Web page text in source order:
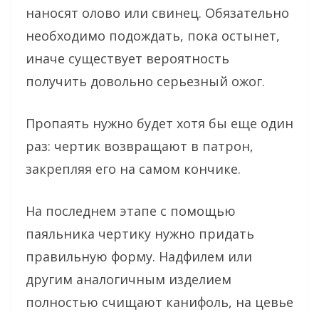
наносят олово или свинец. Обязательно
необходимо подождать, пока остынет,
иначе существует вероятность
получить довольно серьезный ожог.
Пропаять нужно будет хотя бы еще один
раз: чертик возвращают в патрон,
закрепляя его на самом кончике.
На последнем этапе с помощью
паяльника чертику нужно придать
правильную форму. Надфилем или
другим аналогичным изделием
полностью счищают канифоль, на цевье